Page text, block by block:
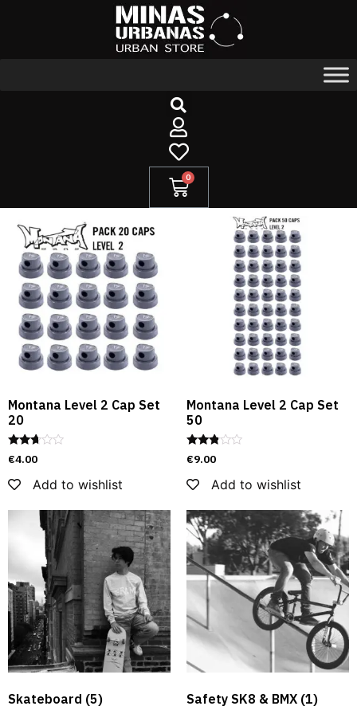
Montana Level 2 Cap Set
20
Rated
2.54
5
€4.00
Add to wishlist
Montana Level 2 Cap Set
50
Rated
2.67
5
€9.00
Add to wishlist
Skateboard (5) Safety SK8 & BMX​ (1)